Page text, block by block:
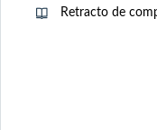
Retracto de